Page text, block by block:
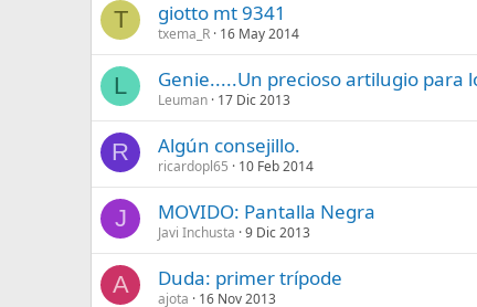
T giotto mt 9341
txema_R 16 May 2014
L Genie.....Un precioso artilugio para
Leuman 17 Dic 2013
R Algún consejillo.
ricardopl65 10 Feb 2014
J MOVIDO: Pantalla Negra
Javi Inchusta 9 Dic 2013
A Duda: primer trípode
ajota 16 Nov 2013